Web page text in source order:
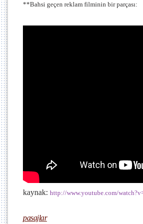
**Bahsi geçen reklam filminin bir parçası:
kaynak: http://www.youtube.com/
pasajlar